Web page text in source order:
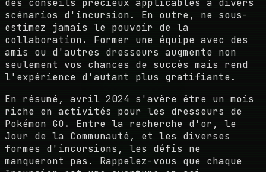
des conseils précieux applicables à divers
scénarios d'incursion. En outre, ne sous-
estimez jamais le pouvoir de la
collaboration. Former une équipe avec des
amis ou d'autres dresseurs augmente non
seulement vos chances de succès mais rend
l'expérience d'autant plus gratifiante.
En résumé, avril 2024 s'avère être un mois
riche en activités pour les dresseurs de
Pokémon GO. Entre la recherche d'or, le
Jour de la Communauté, et les diverses
formes d'incursions, les défis ne
manqueront pas. Rappelez-vous que chaque